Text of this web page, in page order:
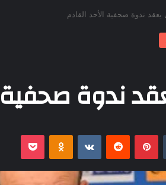
يعقد ندوة صحفية الأحد القادم
ندوة صحفية
بينتيريست Odnoklassniki
‫Pocket